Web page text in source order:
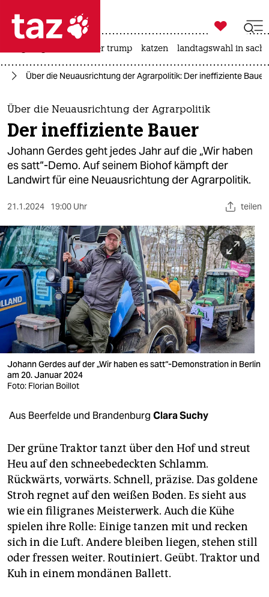
 taz zahl ich
taz zahl ich
themen
politik
öko
sport
berlin
nord
wahrheit
verlag
verlag
shop
fragen & hilfe
unterstützen
abo
genossenschaft
epaper login

taz zahl ich
usa unter trump katzen landtagswahl in
Über die Neuausrichtung der Agrarpolitik: Der ineffiziente Bauer
Über die Neuausrichtung der Agrarpolitik
Der ineffiziente Bauer
Johann Gerdes geht jedes Jahr auf die „Wir haben
es satt“-Demo. Auf seinem Biohof kämpft der
Landwirt für eine Neuausrichtung der Agrarpolitik.
21.1.2024 19:00 Uhr teilen
Johann Gerdes auf der „Wir haben es satt“-Demonstration in Berlin
am 20. Januar 2024
Foto: Florian Boillot
Aus Beerfelde und Brandenburg Clara Suchy
Der grüne Traktor tanzt über den Hof und streut
Heu auf den schneebedeckten Schlamm.
Rückwärts, vorwärts. Schnell, präzise. Das goldene
Stroh regnet auf den weißen Boden. Es sieht aus
wie ein filigranes Meisterwerk. Auch die Kühe
spielen ihre Rolle: Einige tanzen mit und recken
sich in die Luft. Andere bleiben liegen, stehen still
oder fressen weiter. Routiniert. Geübt. Traktor und
Kuh in einem mondänen Ballett.